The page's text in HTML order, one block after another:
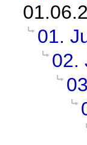
01.
02.